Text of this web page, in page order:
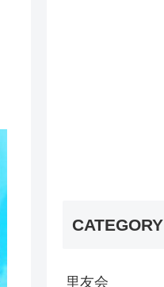
CATEGORY
里友会